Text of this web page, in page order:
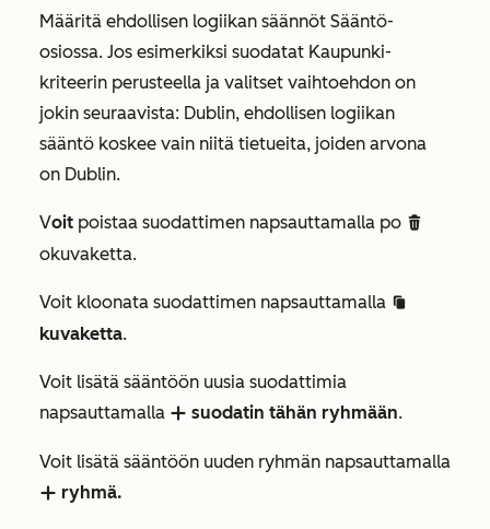
Määritä ehdollisen logiikan säännöt Sääntö-
osiossa. Jos esimerkiksi suodatat Kaupunki-
kriteerin perusteella ja valitset vaihtoehdon on
jokin seuraavista: Dublin, ehdollisen logiikan
sääntö koskee vain niitä tietueita, joiden arvona
on Dublin.
Voit poistaa suodattimen napsauttamalla po deletee
okuvaketta.
Voit kloonata suodattimen napsauttamalla duplicate
kuvaketta.
Voit lisätä sääntöön uusia suodattimia
napsauttamalla add suodatin tähän ryhmään.
Voit lisätä sääntöön uuden ryhmän napsauttamalla
add ryhmä.